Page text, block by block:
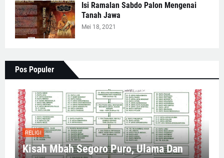
Isi Ramalan Sabdo Palon Mengenai
Tanah Jawa
Mei 18, 2021
Pos Populer
RELIGI
Kisah Mbah Segoro Puro, Ulama Dan